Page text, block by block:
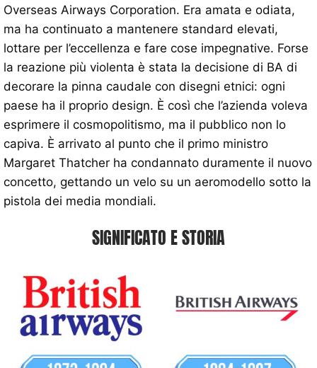
Overseas Airways Corporation. Era amata e odiata,
ma ha continuato a mantenere standard elevati,
lottare per l’eccellenza e fare cose impegnative. Forse
la reazione più violenta è stata la decisione di BA di
decorare la pinna caudale con disegni etnici: ogni
paese ha il proprio design. È così che l’azienda voleva
esprimere il cosmopolitismo, ma il pubblico non lo
capiva. È arrivato al punto che il primo ministro
Margaret Thatcher ha condannato duramente il nuovo
concetto, gettando un velo su un aeromodello sotto la
pistola dei media mondiali.
SIGNIFICATO E STORIA